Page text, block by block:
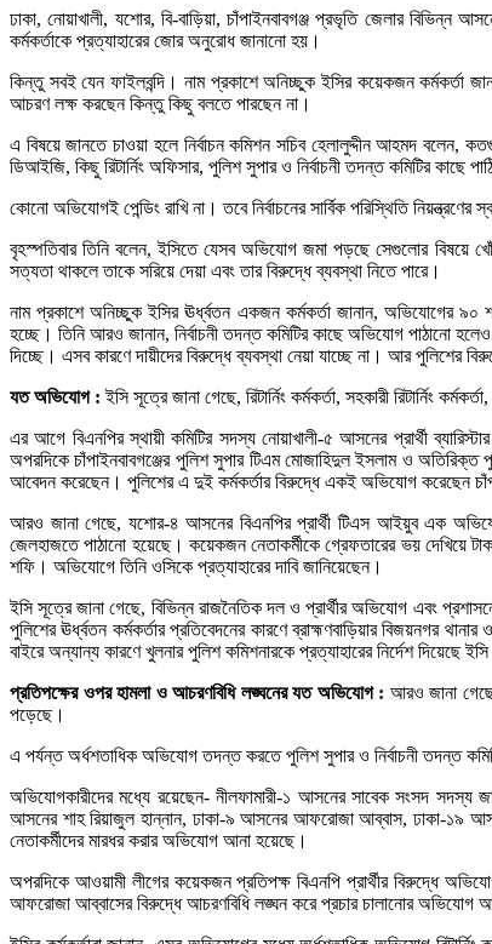
ঢাকা, নোয়াখালী, যশোর, বি-বাড়িয়া, চাঁপাইনবাবগঞ্জ প্রভৃতি জেলার
কর্মকর্তাকে প্রত্যাহারের জোর অনুরোধ জানানো হয়।
কিন্তু সবই যেন ফাইলবন্দি। নাম প্রকাশে অনিচ্ছুক ইসির কয়েকজন কর্মকর্তা
আচরণ লক্ষ করছেন কিন্তু কিছু বলতে পারছেন না।
এ বিষয়ে জানতে চাওয়া হলে নির্বাচন কমিশন সচিব হেলালুদ্দীন আহমদ
ডিআইজি, কিছু রিটার্নিং অফিসার, পুলিশ সুপার ও নির্বাচনী তদন্ত কমিটির কাছে
কোনো অভিযোগই পেন্ডিং রাখি না। তবে নির্বাচনের সার্বিক পরিস্থিতি
বৃহস্পতিবার তিনি বলেন, ইসিতে যেসব অভিযোগ জমা পড়ছে সেগুলোর বিষয়ে
সত্যতা থাকলে তাকে সরিয়ে দেয়া এবং তার বিরুদ্ধে ব্যবস্থা নিতে পারে।
নাম প্রকাশে অনিচ্ছুক ইসির ঊর্ধ্বতন একজন কর্মকর্তা জানান, অভিযোগের ৯০
হচ্ছে। তিনি আরও জানান, নির্বাচনী তদন্ত কমিটির কাছে অভিযোগ পাঠানো
দিচ্ছে। এসব কারণে দায়ীদের বিরুদ্ধে ব্যবস্থা নেয়া যাচ্ছে না। আর পুলিশের
যত অভিযোগ : ইসি সূত্রে জানা গেছে, রিটার্নিং কর্মকর্তা, সহকারী রিটার্নিং
এর আগে বিএনপির স্থায়ী কমিটির সদস্য নোয়াখালী-৫ আসনের প্রার্থী
অপরদিকে চাঁপাইনবাবগঞ্জের পুলিশ সুপার টিএম মোজাহিদুল ইসলাম ও
আবেদন করেছেন। পুলিশের এ দুই কর্মকর্তার বিরুদ্ধে একই অভিযোগ করেছেন
আরও জানা গেছে, যশোর-৪ আসনের বিএনপির প্রার্থী টিএস আইয়ুব এক
জেলহাজতে পাঠানো হয়েছে। কয়েকজন নেতাকর্মীকে গ্রেফতারের ভয় দেখিয়ে
শফি। অভিযোগে তিনি ওসিকে প্রত্যাহারের দাবি জানিয়েছেন।
ইসি সূত্রে জানা গেছে, বিভিন্ন রাজনৈতিক দল ও প্রার্থীর অভিযোগ এবং
পুলিশের ঊর্ধ্বতন কর্মকর্তার প্রতিবেদনের কারণে ব্রাহ্মণবাড়িয়ার বিজয়নগর
বাইরে অন্যান্য কারণে খুলনার পুলিশ কমিশনারকে প্রত্যাহারের নির্দেশ দিয়েছে
প্রতিপক্ষের ওপর হামলা ও আচরণবিধি লঙ্ঘনের যত অভিযোগ : আরও জানা
পড়েছে।
এ পর্যন্ত অর্ধশতাধিক অভিযোগ তদন্ত করতে পুলিশ সুপার ও নির্বাচনী তদন্ত
অভিযোগকারীদের মধ্যে রয়েছেন- নীলফামারী-১ আসনের সাবেক সংসদ সদস্য
আসনের শাহ রিয়াজুল হান্নান, ঢাকা-৯ আসনের আফরোজা আব্বাস, ঢাকা-১৯
নেতাকর্মীদের মারধর করার অভিযোগ আনা হয়েছে।
অপরদিকে আওয়ামী লীগের কয়েকজন প্রতিপক্ষ বিএনপি প্রার্থীর বিরুদ্ধে
আফরোজা আব্বাসের বিরুদ্ধে আচরণবিধি লঙ্ঘন করে প্রচার চালানোর অভিযোগ